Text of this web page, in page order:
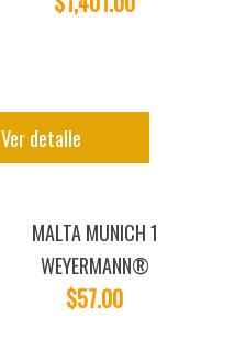
Ver detalle
MALTA MUNICH 1
WEYERMANN®
$57.00